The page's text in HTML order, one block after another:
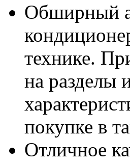
Обширный
технике.
на разделы
покупке в
Отличное